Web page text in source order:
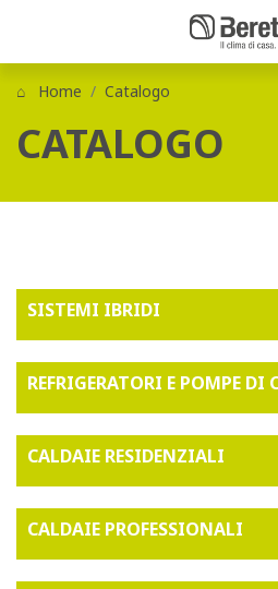
Home Catalogo
CATALOGO
SISTEMI IBRIDI
REFRIGERATORI E POMPE DI
CALDAIE RESIDENZIALI
CALDAIE PROFESSIONALI